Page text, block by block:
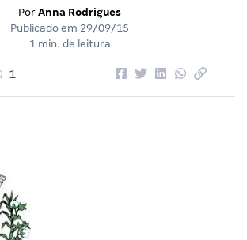
Por Anna Rodrigues
Publicado em 29/09/15
1 min. de leitura
1